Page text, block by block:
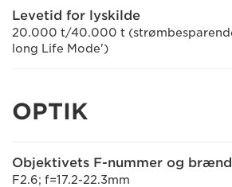
Levetid for lyskilde
20.000 t/40.000 t
long Life Mode')
OPTIK
Objektivets F-nummer og
F2.6; f=17.2-22.3mm